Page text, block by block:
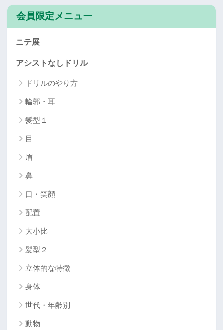
会員限定メニュー
ニテ展
アシストなしドリル
ドリルのやり方
輪郭・耳
髪型１
目
眉
鼻
口・笑顔
配置
大小比
髪型２
立体的な特徴
身体
世代・年齢別
動物